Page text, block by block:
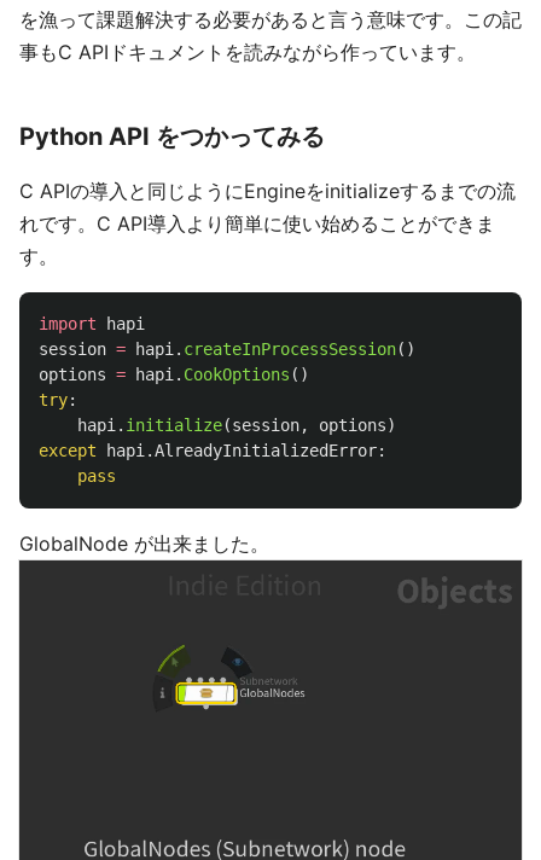
を漁って課題解決する必要があると言う意味です。この記
事もC APIドキュメントを読みながら作っています。
Python API をつかってみる
C APIの導入と同じようにEngineをinitializeするまでの流
れです。C API導入より簡単に使い始めることができま
す。
import
hapi
session = hapi . createInProcessSession()
options = hapi . CookOptions ()
try:
hapi . initialize(session, options)
except
hapi .AlreadyInitializedError:
pass
GlobalNode が出来ました。